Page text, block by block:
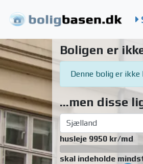
Boligen er
Denne bolig er
...men disse
husleje 9950 kr/md
skal indeholde